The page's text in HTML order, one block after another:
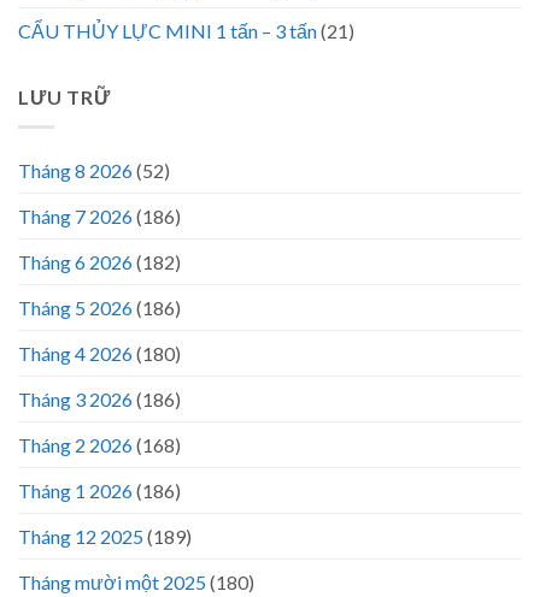
CẨU THỦY LỰC MINI 1 tấn – 3 tấn(21)
LƯU TRỮ
Tháng 8 2026(52)
Tháng 7 2026(186)
Tháng 6 2026(182)
Tháng 5 2026(186)
Tháng 4 2026(180)
Tháng 3 2026(186)
Tháng 2 2026(168)
Tháng 1 2026(186)
Tháng 12 2025(189)
Tháng mười một 2025(180)